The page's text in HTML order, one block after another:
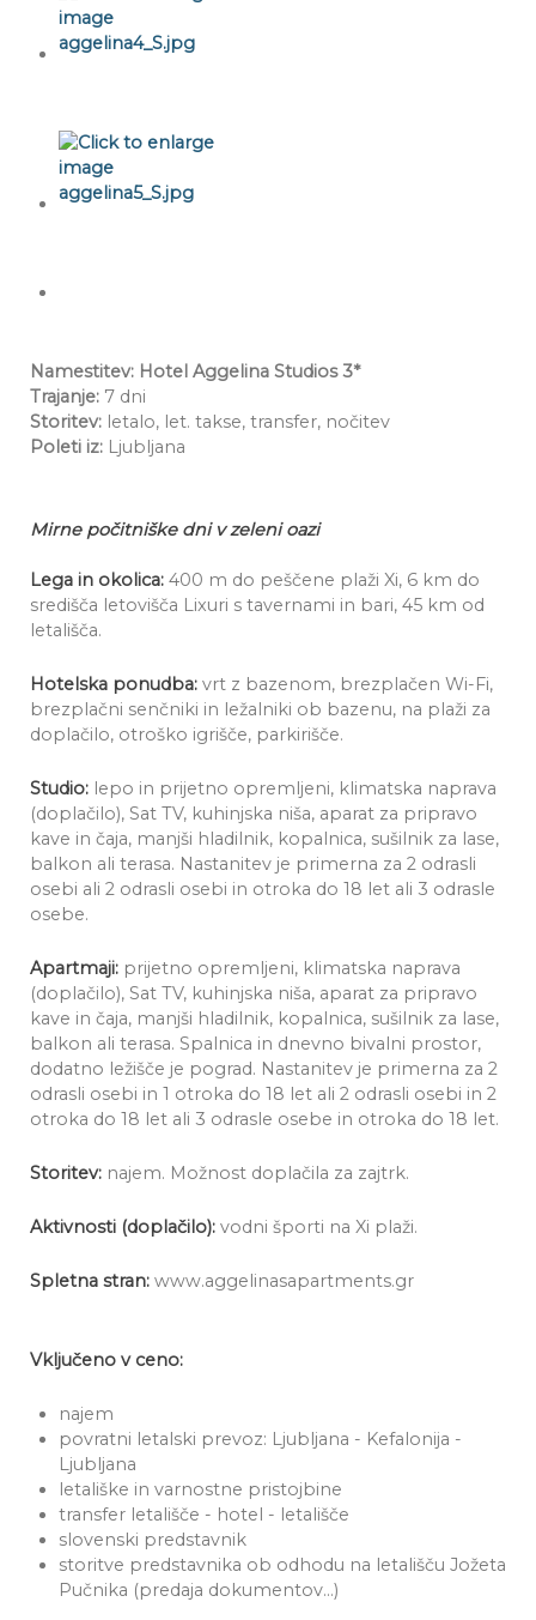
Namestitev: Hotel Aggelina Studios 3*
Trajanje: 7 dni
Storitev: letalo, let. takse, transfer, nočitev
Poleti iz: Ljubljana
Mirne počitniške dni v zeleni oazi
Lega in okolica: 400 m do peščene plaži Xi, 6 km do
središča letovišča Lixuri s tavernami in bari, 45 km od
letališča.
Hotelska ponudba: vrt z bazenom, brezplačen Wi-Fi,
brezplačni senčniki in ležalniki ob bazenu, na plaži za
doplačilo, otroško igrišče, parkirišče.
Studio: lepo in prijetno opremljeni, klimatska naprava
(doplačilo), Sat TV, kuhinjska niša, aparat za pripravo
kave in čaja, manjši hladilnik, kopalnica, sušilnik za lase,
balkon ali terasa. Nastanitev je primerna za 2 odrasli
osebi ali 2 odrasli osebi in otroka do 18 let ali 3 odrasle
osebe.
Apartmaji: prijetno opremljeni, klimatska naprava
(doplačilo), Sat TV, kuhinjska niša, aparat za pripravo
kave in čaja, manjši hladilnik, kopalnica, sušilnik za lase,
balkon ali terasa. Spalnica in dnevno bivalni prostor,
dodatno ležišče je pograd. Nastanitev je primerna za 2
odrasli osebi in 1 otroka do 18 let ali 2 odrasli osebi in 2
otroka do 18 let ali 3 odrasle osebe in otroka do 18 let.
Storitev: najem. Možnost doplačila za zajtrk.
Aktivnosti (doplačilo): vodni športi na Xi plaži.
Spletna stran: www.aggelinasapartments.gr
Vključeno v ceno:
najem
povratni letalski prevoz: Ljubljana - Kefalonija -
Ljubljana
letališke in varnostne pristojbine
transfer letališče - hotel - letališče
slovenski predstavnik
storitve predstavnika ob odhodu na letališču Jožeta
Pučnika (predaja dokumentov...)